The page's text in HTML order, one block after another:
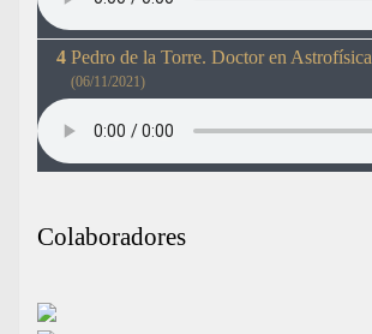
Pedro de la Torre. Doctor en Astrofísica
(06/11/2021)
Colaboradores